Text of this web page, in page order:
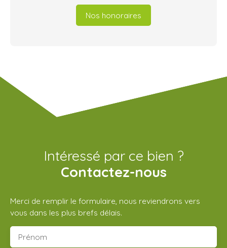
Nos honoraires
Intéressé par ce bien ?
Contactez-nous
Merci de remplir le formulaire, nous reviendrons vers
vous dans les plus brefs délais.
Prénom